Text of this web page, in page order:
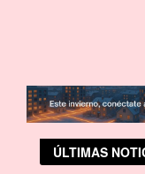
ÚLTIMAS